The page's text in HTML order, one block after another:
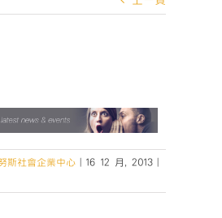
斯社會企業中心 16 12 月, 2013
中